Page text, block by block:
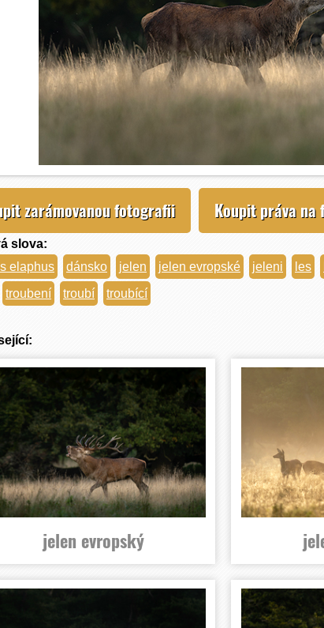
zarámovanou fotografii Koupit práva
slova:
elaphus
dánsko jelen jelen evropské jeleni les
troubení troubí troubící
jelen evropský